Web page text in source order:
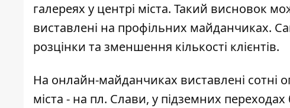
галереях у центрі міста. Такий висновок
виставлені на профільних майданчиках.
розцінки та зменшення кількості клієнтів.
На онлайн-майданчиках виставлені сотні
міста - на пл. Слави, у підземних